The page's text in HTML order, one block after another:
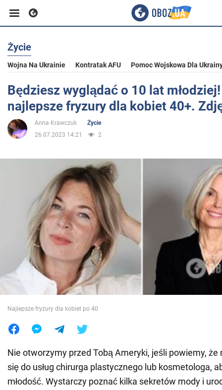
Biznes
Sport
Rozrywka
Społeczeństwo
Wojna na Ukrainie
Świat
Jedzenie
Życie
Wojna Na Ukrainie Kontratak AFU Pomoc Wojskowa Dla
Będziesz wyglądać o 10 lat
najlepsze fryzury dla kobiet 40+.
Anna Krawczuk
Życie
26.07.2023 14:21
2
Najlepsze fryzury dla kobiet po 40
Nie otworzymy przed Tobą Ameryki, jeśli powiemy, że
się do usług chirurga plastycznego lub kosmetologa,
młodość. Wystarczy poznać kilka sekretów mody i